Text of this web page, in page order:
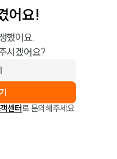
어요!
했어요.
시겠어요?
센터로 문의해주세요.